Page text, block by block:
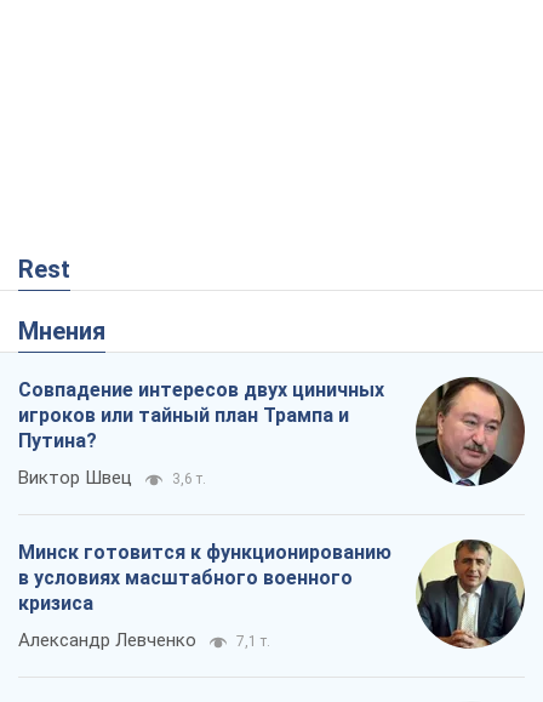
Rest
Мнения
Совпадение интересов двух циничных
игроков или тайный план Трампа и
Путина?
Виктор Швец 3,6 т.
Минск готовится к функционированию
в условиях масштабного военного
кризиса
Александр Левченко 7,1 т.